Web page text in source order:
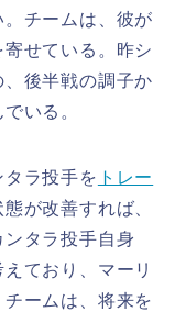
チームは、彼が
せている。昨シ
後半戦の調子か
いる。
ラ投手を トレー
が改善すれば、
ンタラ投手自身
ており、マーリ
ームは、将来を